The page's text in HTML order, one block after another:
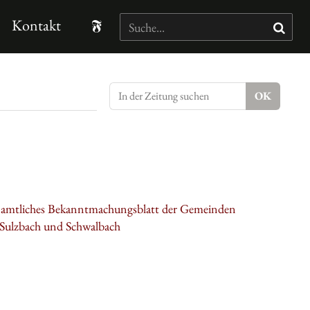
Kontakt
Bekanntmachungsblatt der Gemeinden
und Schwalbach